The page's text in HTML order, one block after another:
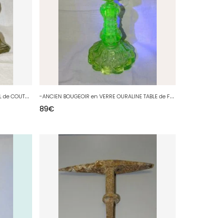
-
ANCIEN AIGUISEUR AFFÛTTEUR MANUEL de COUTEAUX avec une MARQUE ANGLAISE D
-
ANCIEN BOUGEOIR en VERRE OURALINE TABLE de FETES COLLECTION VITRINE BOUGIE D
89€